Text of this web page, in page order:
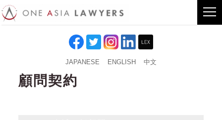
JAPANESE ENGLISH 中文
顧問契約